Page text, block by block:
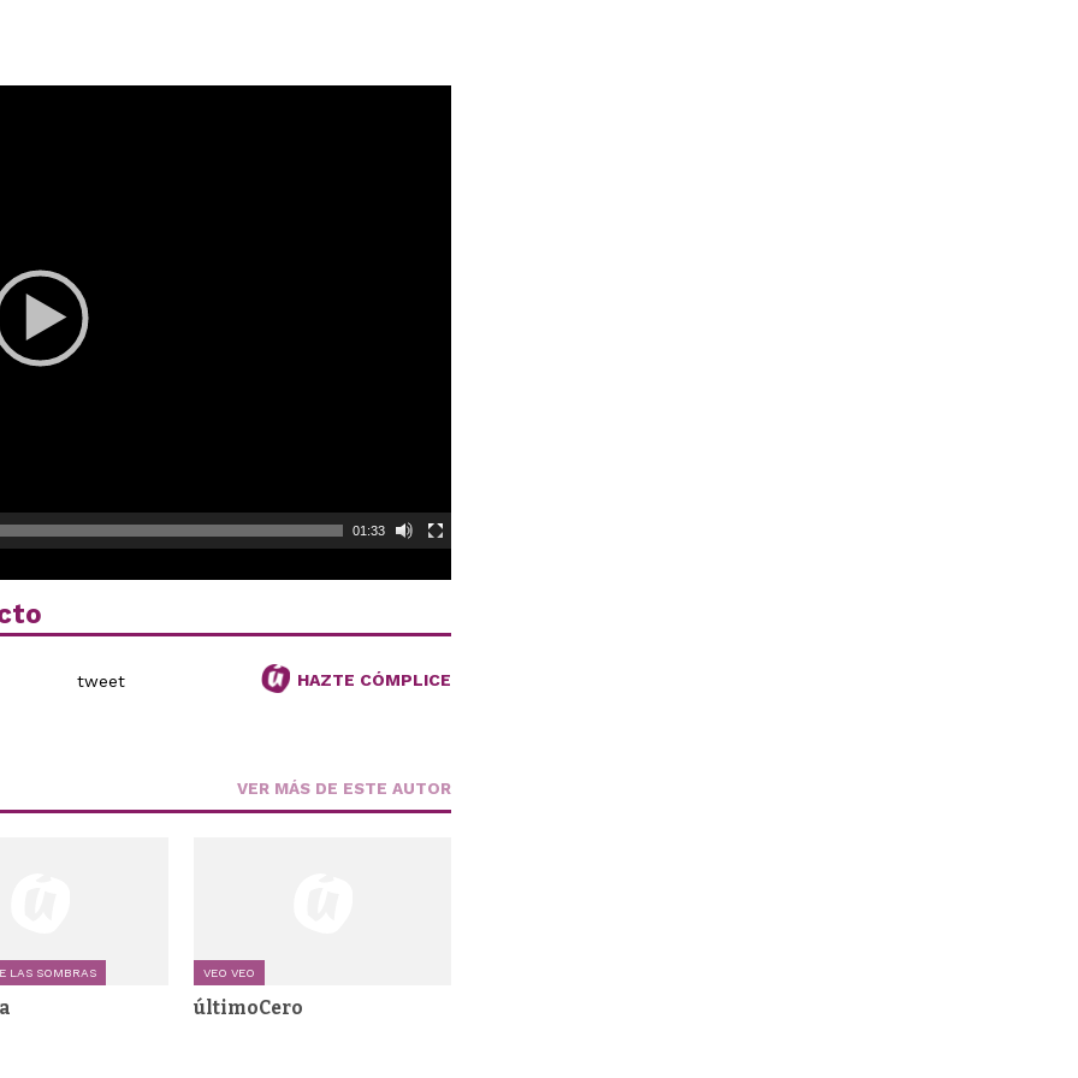
01:33
tweet HAZTE CÓMPLICE
VER MÁS DE ESTE AUTOR
LAS SOMBRAS VEO VEO
últimoCero